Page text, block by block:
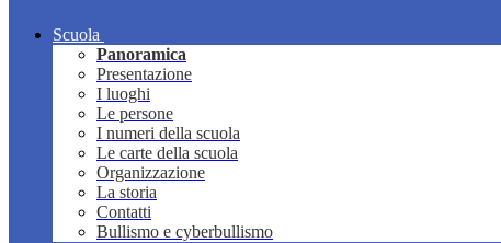
Scuola
Panoramica
Presentazione
I luoghi
Le persone
I numeri della scuola
Le carte della scuola
Organizzazione
La storia
Contatti
Bullismo e cyberbullismo